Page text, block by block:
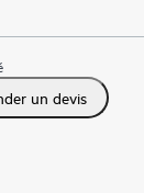
un devis